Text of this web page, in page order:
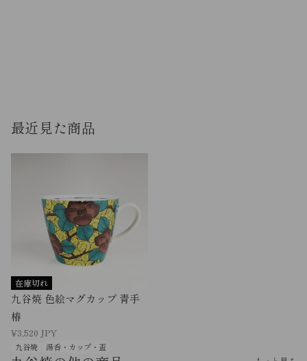
最近見た商品
在庫切れ
九谷焼 色絵マグカップ 青手
椿
¥3,520 JPY
九谷焼 湯呑・カップ・盃